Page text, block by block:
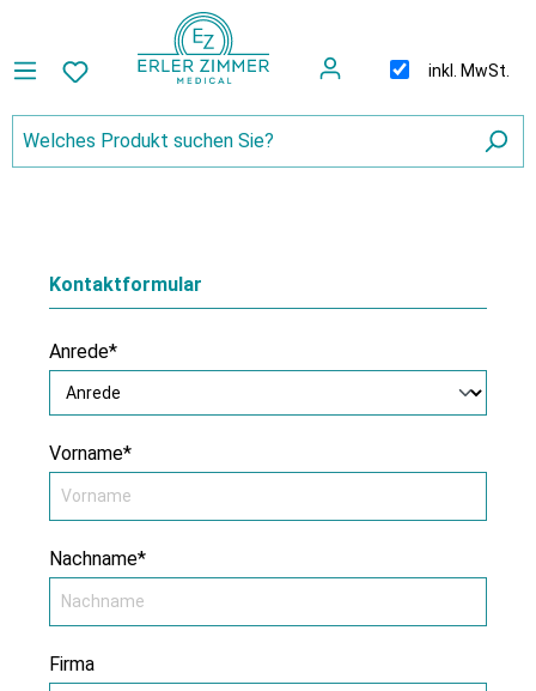
inkl. MwSt.
Kontaktformular
Anrede*
Vorname*
Nachname*
Firma